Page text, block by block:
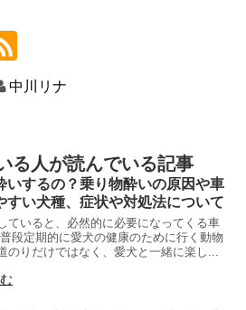
中川リナ
る人が読んでいる記事
いするの？乗り物酔いの原因や車
すい犬種、症状や対処法について
ていると、必然的に必要になってくる車
段定期的に愛犬の健康のために行く動物
のりだけではなく、愛犬と一緒に楽し...